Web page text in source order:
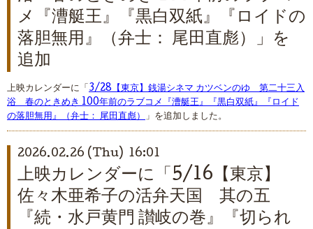
メ『漕艇王』『黒白双紙』『ロイドの
落胆無用』（弁士： 尾田直彪）」を
追加
上映カレンダーに「 3/28【東京】銭湯シネマ カツベンのゆ 第二十三入
浴 春のときめき 100年前のラブコメ『漕艇王』『黒白双紙』『ロイド
の落胆無用』（弁士： 尾田直彪）
」を追加しました。
2026.02.26 (Thu) 16:01
上映カレンダーに「5/16【東京】
佐々木亜希子の活弁天国 其の五
『続・水戸黄門 讃岐の巻』『切られ